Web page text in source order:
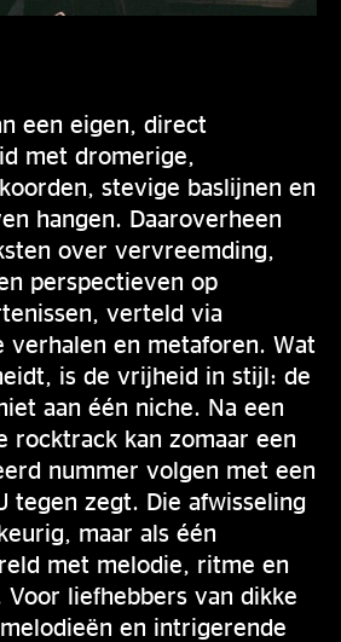
een eigen, direct
met dromerige,
stevige baslijnen en
hangen. Daaroverheen
over vervreemding,
perspectieven op
verteld via
verhalen en metaforen. Wat
is de vrijheid in stijl: de
aan één niche. Na een
rocktrack kan zomaar een
nummer volgen met een
tegen zegt. Die afwisseling
maar als één
met melodie, ritme en
Voor liefhebbers van dikke
en intrigerende